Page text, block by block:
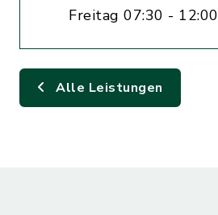
Freitag 07:30 - 12:00
Alle Leistungen